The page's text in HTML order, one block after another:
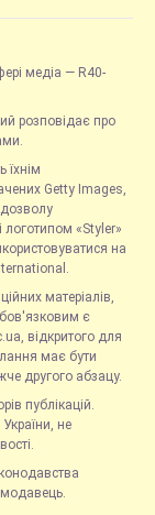
медіа — R40-
розповідає про
їхнім
Getty Images,
логотипом «Styler»
на
матеріалів,
є
відкритого для
має бути
другого абзацу.
публікацій.
не